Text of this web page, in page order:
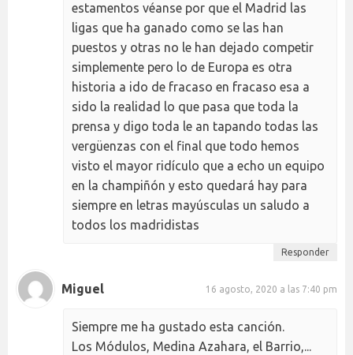
estamentos véanse por que el Madrid las
ligas que ha ganado como se las han
puestos y otras no le han dejado competir
simplemente pero lo de Europa es otra
historia a ido de fracaso en fracaso esa a
sido la realidad lo que pasa que toda la
prensa y digo toda le an tapando todas las
vergüenzas con el final que todo hemos
visto el mayor ridículo que a echo un equipo
en la champiñón y esto quedará hay para
siempre en letras mayúsculas un saludo a
todos los madridistas
Responder
Miguel 16 agosto, 2020 a las 7:40 pm
Siempre me ha gustado esta canción.
Los Módulos, Medina Azahara, el Barrio,...